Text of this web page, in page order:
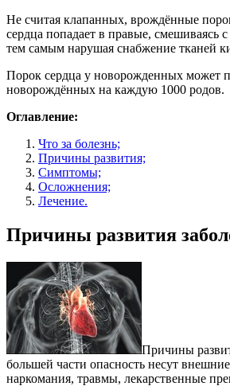
Не считая клапанных, врождённые
сердца попадает в правые, смешиваясь
тем самым нарушая снабжение тканей
Порок сердца у новорожденных может
новорождённых на каждую 1000 родов.
Оглавление:
Что за болезнь;
Причины развития;
Симптомы;
Осложнения;
Лечение.
Причины развития
Причины
большей части опасность несут
наркомания, травмы, лекарственные